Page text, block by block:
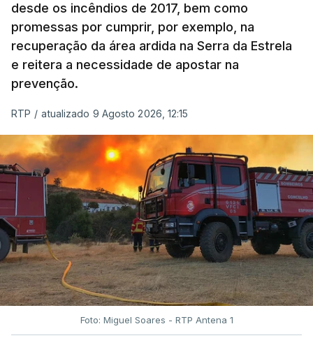
desde os incêndios de 2017, bem como
promessas por cumprir, por exemplo, na
recuperação da área ardida na Serra da Estrela
e reitera a necessidade de apostar na
prevenção.
RTP / atualizado 9 Agosto 2026, 12:15
Foto: Miguel Soares - RTP Antena 1